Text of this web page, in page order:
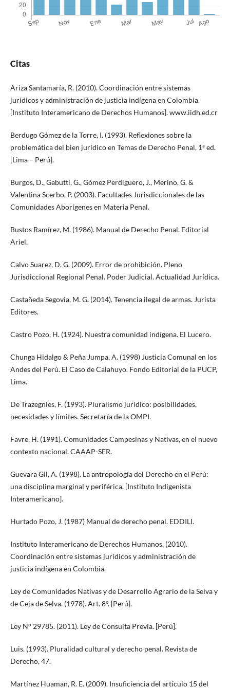
Citas
Ariza Santamaría, R. (2010). Coordinación entre sistemas
jurídicos y administración de justicia indígena en Colombia.
[Instituto Interamericano de Derechos Humanos]. www.iidh.ed.cr
Berdugo Gómez de la Torre, I. (1993). Reflexiones sobre la
problemática del bien jurídico en Temas de Derecho Penal, 1ª ed.
[Lima – Perú].
Burgos, D., Gabutti, G., Gómez Perdiguero, J., Merino, G. &
Valentina Scerbo, P. (2003). Facultades Jurisdiccionales de las
Comunidades Aborígenes en Materia Penal.
Bustos Ramírez, M. (1986). Manual de Derecho Penal. Editorial
Ariel.
Calvo Suarez, D. G. (2009). Error de prohibición. Pleno
Jurisdiccional Regional Penal. Poder Judicial. Actualidad Jurídica.
Castañeda Segovia, M. G. (2014). Tenencia ilegal de armas. Jurista
Editores.
Castro Pozo, H. (1924). Nuestra comunidad indígena. El Lucero.
Chunga Hidalgo & Peña Jumpa, A. (1998) Justicia Comunal en los
Andes del Perú. El Caso de Calahuyo. Fondo Editorial de la PUCP,
Lima.
De Trazegnies, F. (1993). Pluralismo jurídico: posibilidades,
necesidades y límites. Secretaría de la OMPI.
Favre, H. (1991). Comunidades Campesinas y Nativas, en el nuevo
contexto nacional. CAAAP-SER.
Guevara Gil, A. (1998). La antropología del Derecho en el Perú:
una disciplina marginal y periférica. [Instituto Indigenista
Interamericano].
Hurtado Pozo, J. (1987) Manual de derecho penal. EDDILI.
Instituto Interamericano de Derechos Humanos. (2010).
Coordinación entre sistemas jurídicos y administración de
justicia indígena en Colombia.
Ley de Comunidades Nativas y de Desarrollo Agrario de la Selva y
de Ceja de Selva. (1978). Art. 8°. [Perú].
Ley N° 29785. (2011). Ley de Consulta Previa. [Perú].
Luis. (1993). Pluralidad cultural y derecho penal. Revista de
Derecho, 47.
Martínez Huaman, R. E. (2009). Insuficiencia del artículo 15 del